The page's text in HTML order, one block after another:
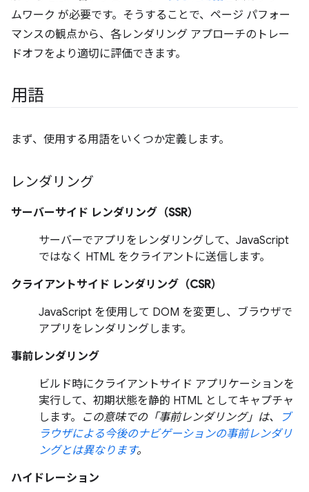
ムワーク が必要です。そうすることで、ページ パフォー
マンスの観点から、各レンダリング アプローチのトレー
ドオフをより適切に評価できます。
用語
まず、使用する用語をいくつか定義します。
レンダリング
サーバーサイド レンダリング（SSR）
サーバーでアプリをレンダリングして、JavaScript
ではなく HTML をクライアントに送信します。
クライアントサイド レンダリング（CSR）
JavaScript を使用して DOM を変更し、ブラウザで
アプリをレンダリングします。
事前レンダリング
ビルド時にクライアントサイド アプリケーションを
実行して、初期状態を静的 HTML としてキャプチャ
します。
この意味での「事前レンダリング」は、
ブ
ラウザによる今後のナビゲーションの事前レンダリ
ングとは異なります。
ハイドレーション